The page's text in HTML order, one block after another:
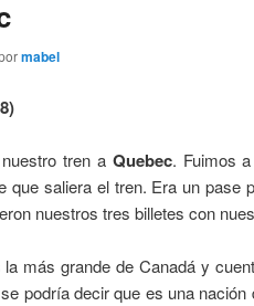
mabel
tren a Quebec. Fuimos
que saliera el tren. Era un pase
nuestros tres billetes con
más grande de Canadá y
podría decir que es una